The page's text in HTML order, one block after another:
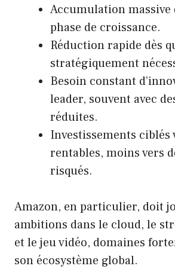
Accumulation massive
phase de croissance.
Réduction rapide dès
stratégiquement
Besoin constant
leader, souvent avec
réduites.
Investissements ciblés
rentables, moins vers
risqués.
Amazon, en particulier, doit
ambitions dans le cloud, le
et le jeu vidéo, domaines
son écosystème global.